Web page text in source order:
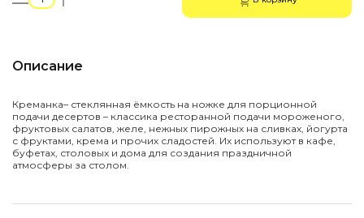
Описание
Креманка– стеклянная ёмкость на ножке для порционной
подачи десертов – классика ресторанной подачи мороженого,
фруктовых салатов, желе, нежных пирожных на сливках, йогурта
с фруктами, крема и прочих сладостей. Их используют в кафе,
буфетах, столовых и дома для создания праздничной
атмосферы за столом.